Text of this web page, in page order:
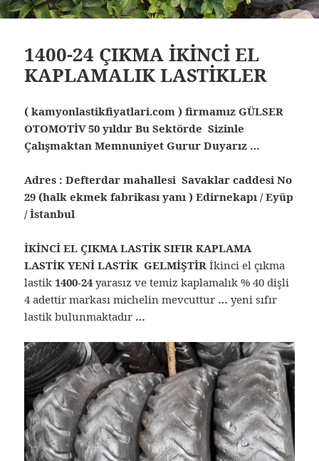
1400-24 ÇIKMA İKİNCİ EL
KAPLAMALIK LASTİKLER
( kamyonlastikfiyatlari.com ) firmamız GÜLSER
OTOMOTİV 50 yıldır Bu Sektörde Sizinle
Çalışmaktan Memnuniyet Gurur Duyarız …
Adres : Defterdar mahallesi Savaklar caddesi No
29 (halk ekmek fabrikası yanı ) Edirnekapı / Eyüp
/ İstanbul
İKİNCİ EL ÇIKMA LASTİK SIFIR KAPLAMA
LASTİK YENİ LASTİK GELMİŞTİRİkinci el çıkma
lastik1400-24 yarasız ve temiz kaplamalık % 40 dişli
4 adettir markası michelin mevcuttur …yeni sıfır
lastik bulunmaktadır …